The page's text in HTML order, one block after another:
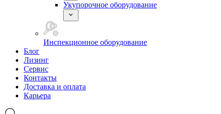
Укупорочное оборудование
Инспекционное оборудование
Блог
Лизинг
Сервис
Контакты
Доставка и оплата
Карьера